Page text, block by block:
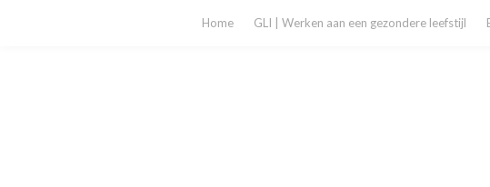
Home GLI | Werken aan een gezondere leefstijl